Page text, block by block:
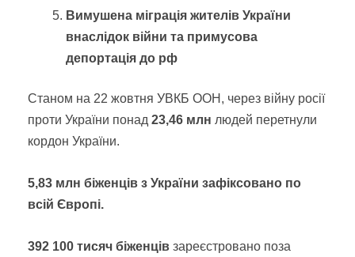
Вимушена міграція жителів України
внаслідок війни та примусова
депортація до рф
Станом на 22 жовтня УВКБ ООН, через війну росії
проти України понад 23,46 млн людей перетнули
кордон України.
5,83 млн біженців з України зафіксовано по
всій Європі.
392 100 тисяч біженців зареєстровано поза